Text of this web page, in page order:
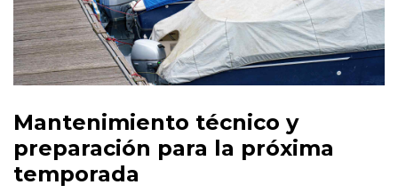
Mantenimiento técnico y
preparación para la próxima
temporada